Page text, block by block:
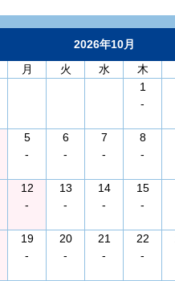
2026年10月
月 火 水 木
1
-
5
-
6
-
7
-
8
-
12
-
13
-
14
-
15
-
19
-
20
-
21
-
22
-